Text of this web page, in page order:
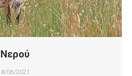
06/2021